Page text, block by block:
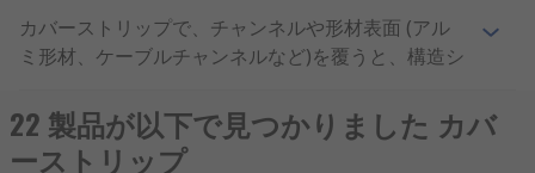
カバーストリップで、チャンネルや形材表面 (アル
ミ形材、ケーブルチャンネルなど)を覆うと、構造シ
ーストリップは、特定のタイプの形材を固定するの
にも使用されます。 しっかりした構成になるよう
22 製品が以下で見つかりました カバ
ーストリップ